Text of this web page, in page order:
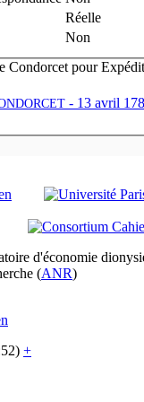
Réelle
Non
Condorcet pour
- 13 avril
d'économie
(ANR)
+